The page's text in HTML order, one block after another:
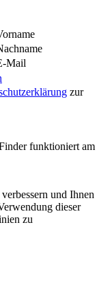
Mail
zur
funktioniert am
und Ihnen
dieser
zu